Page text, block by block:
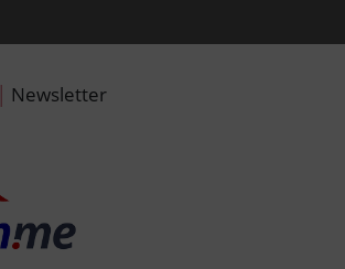
| Newsletter